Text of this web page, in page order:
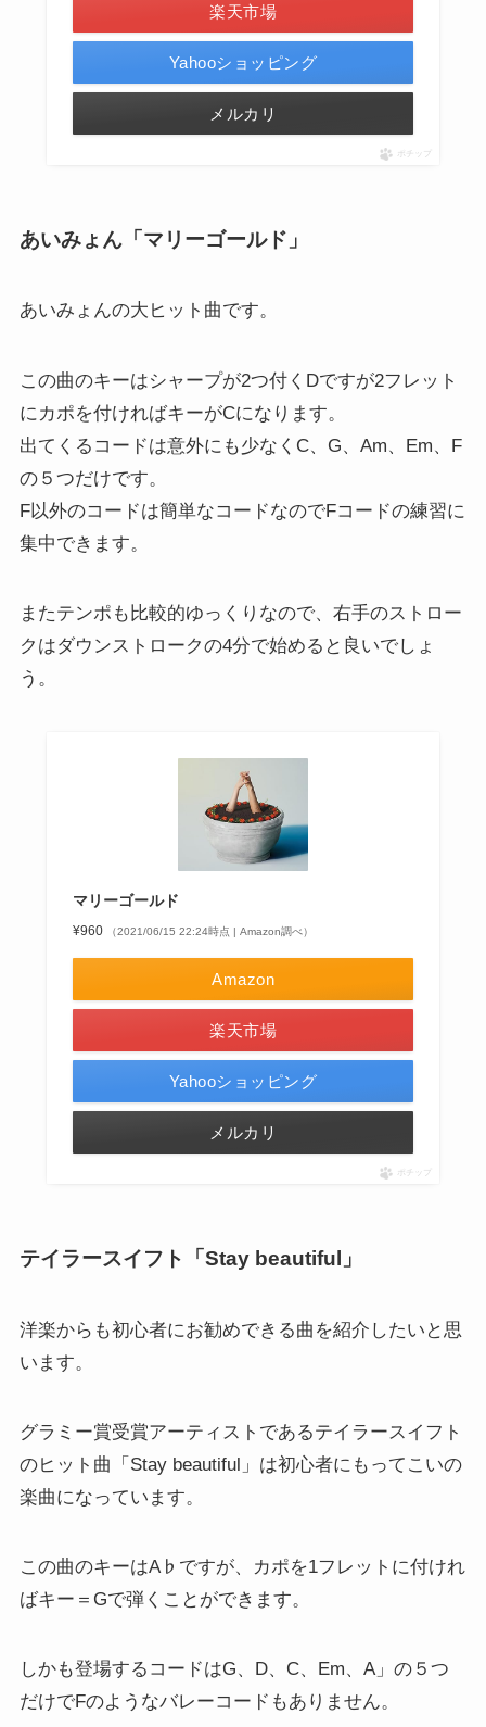
楽天市場
Yahooショッピング
メルカリ
ポチップ
あいみょん「マリーゴールド」
あいみょんの大ヒット曲です。
この曲のキーはシャープが2つ付くDですが2フレット
にカポを付ければキーがCになります。
出てくるコードは意外にも少なくC、G、Am、Em、F
の５つだけです。
F以外のコードは簡単なコードなのでFコードの練習に
集中できます。
またテンポも比較的ゆっくりなので、右手のストロー
クはダウンストロークの4分で始めると良いでしょ
う。
マリーゴールド
¥960 （2021/06/15 22:24時点 | Amazon調べ）
Amazon
楽天市場
Yahooショッピング
メルカリ
ポチップ
テイラースイフト「Stay beautiful」
洋楽からも初心者にお勧めできる曲を紹介したいと思
います。
グラミー賞受賞アーティストであるテイラースイフト
のヒット曲「Stay beautiful」は初心者にもってこいの
楽曲になっています。
この曲のキーはA♭ですが、カポを1フレットに付けれ
ばキー＝Gで弾くことができます。
しかも登場するコードはG、D、C、Em、A」の５つ
だけでFのようなバレーコードもありません。